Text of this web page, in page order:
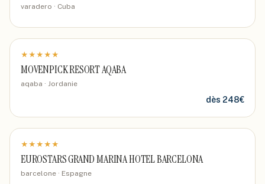
varadero · Cuba
★ ★ ★ ★ ★
MOVENPICK RESORT AQABA
aqaba · Jordanie
dès 248€
★ ★ ★ ★ ★
EUROSTARS GRAND MARINA HOTEL BARCELONA
barcelone · Espagne